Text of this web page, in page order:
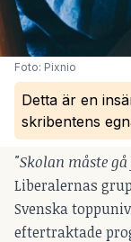
Foto: Pixnio
Detta är en
skribentens
"Skolan måste
Liberalernas
Svenska
eftertraktade